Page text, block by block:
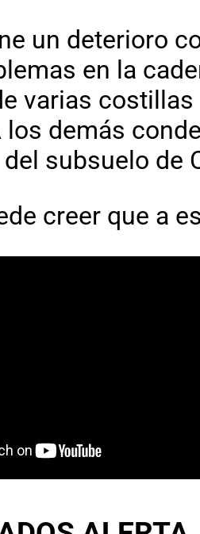
un deterioro
en la
varias
los demás
subsuelo de
creer que a